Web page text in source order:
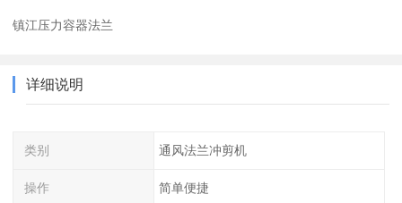
镇江压力容器法兰
详细说明
类别 通风法兰冲剪机
操作 简单便捷